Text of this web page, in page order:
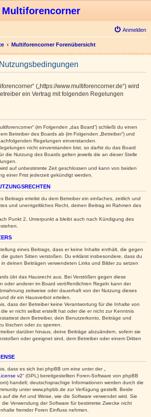
Multiforencorner
Anmelden
Multiforencorner Forenübersicht
(„https://www.multiforencorner.de“) wird
ein Vertrag mit folgenden Regelungen
(im Folgenden „das Board“) schließt du einen
Betreiber des Boards ab (im Folgenden „Betreiber“) und
Regelungen einverstanden.
nicht einverstanden bist, so darfst du das Board
die Nutzung des Boards gelten jeweils die an dieser Stelle
auf unbestimmte Zeit geschlossen und kann von beiden
einer Frist jederzeit gekündigt werden.
Beitrags erteilst du dem Betreiber ein einfaches, zeitlich und
und unentgeltliches Recht, deinen Beitrag im Rahmen des
Punkt 2, Unterpunkt a bleibt auch nach Kündigung des
eines Beitrags, dass er keine Inhalte enthält, die gegen
guten Sitten verstoßen. Du erklärst insbesondere, dass du
deinen Beiträgen verwendeten Links und Bilder zu setzen
übt das Hausrecht aus. Bei Verstößen gegen diese
oder anderer im Board veröffentlichten Regeln kann der
zeitweise oder dauerhaft von der Nutzung dieses
dir ein Hausverbot erteilen.
dass der Betreiber keine Verantwortung für die Inhalte von
er nicht selbst erstellt hat oder die er nicht zur Kenntnis
dem Betreiber, dein Benutzerkonto, Beiträge und
löschen oder zu sperren.
darüber hinaus, deine Beiträge abzuändern, sofern sie
oder geeignet sind, dem Betreiber oder einem Dritten
dass es sich bei phpBB um eine unter der „
v2“ (GPL) bereitgestellten Foren-Software von phpBB
handelt; deutschsprachige Informationen werden durch die
unter www.phpbb.de zur Verfügung gestellt. Beide
auf die Art und Weise, wie die Software verwendet wird. Sie
Verwendung der Software für bestimmte Zwecke nicht
fremder Foren Einfluss nehmen.